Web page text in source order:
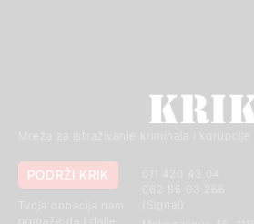
Mreža za istraživanje kriminala i korupcije
011 420 43 04
PODRŽI KRIK